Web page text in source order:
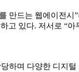
드는 웹에이전
있다. 저서로 “
하며 다양한 디지